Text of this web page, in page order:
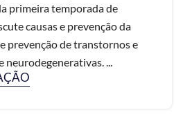
primeira temporada de
causas e prevenção da
prevenção de transtornos e
neurodegenerativas. ...